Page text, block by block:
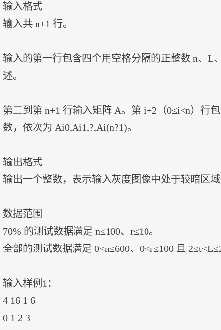
输入格式
输入共 n+1 行。
输入的第一行包含四个用空格分隔的正整数 n、L
述。
第二到第 n+1 行输入矩阵 A。第 i+2（0≤i<n）行
数，依次为 Ai0,Ai1,?,Ai(n?1)。
输出格式
输出一个整数，表示输入灰度图像中处于较暗区
数据范围
70% 的测试数据满足 n≤100、r≤10。
全部的测试数据满足 0<n≤600、0<r≤100 且
输入样例1：
4 16 1 6
0 1 2 3